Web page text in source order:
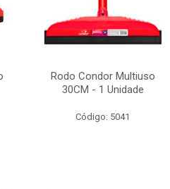
Rodo Condor Multiuso
30CM - 1 Unidade
Código: 5041